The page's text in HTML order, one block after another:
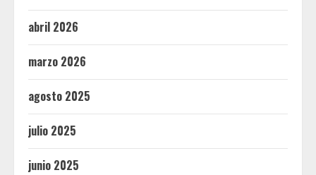
abril 2026
marzo 2026
agosto 2025
julio 2025
junio 2025